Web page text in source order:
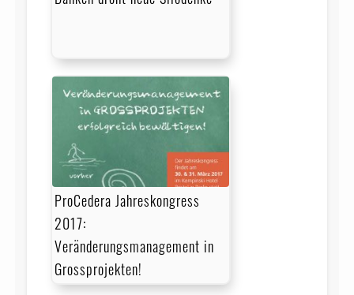
ProCedera Jahreskongress
2017:
Veränderungsmanagement in
Grossprojekten!